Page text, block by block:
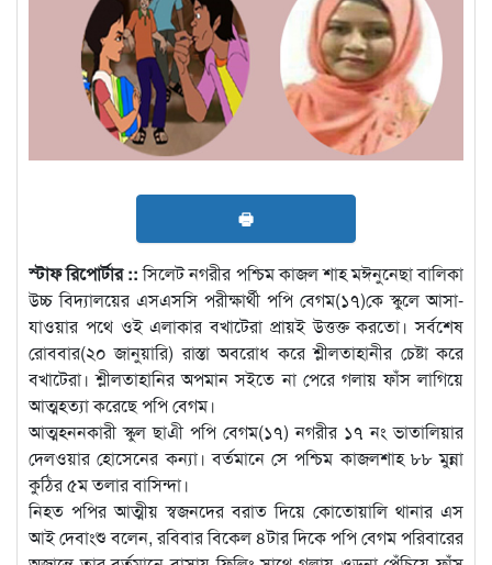
🖶
স্টাফ রিপোর্টার ::সিলেট নগরীর পশ্চিম কাজল শাহ মঈনুনেছা বালিকা
উচ্চ বিদ্যালয়ের এসএসসি পরীক্ষার্থী পপি বেগম(১৭)কে স্কুলে আসা-
যাওয়ার পথে ওই এলাকার বখাটেরা প্রায়ই উত্তক্ত করতো। সর্বশেষ
রোববার(২০ জানুয়ারি) রাস্তা অবরোধ করে শ্লীলতাহানীর চেষ্টা করে
বখাটেরা। শ্লীলতাহানির অপমান সইতে না পেরে গলায় ফাঁস লাগিয়ে
আত্মহত্যা করেছে পপি বেগম।
আত্মহননকারী স্কুল ছাএী পপি বেগম(১৭) নগরীর ১৭ নং ভাতালিয়ার
দেলওয়ার হোসেনের কন্যা। বর্তমানে সে পশ্চিম কাজলশাহ ৮৮ মুন্না
কুঠির ৫ম তলার বাসিন্দা।
নিহত পপির আত্মীয় স্বজনদের বরাত দিয়ে কোতোয়ালি থানার এস
আই দেবাংশু বলেন, রবিবার বিকেল ৪টার দিকে পপি বেগম পরিবারের